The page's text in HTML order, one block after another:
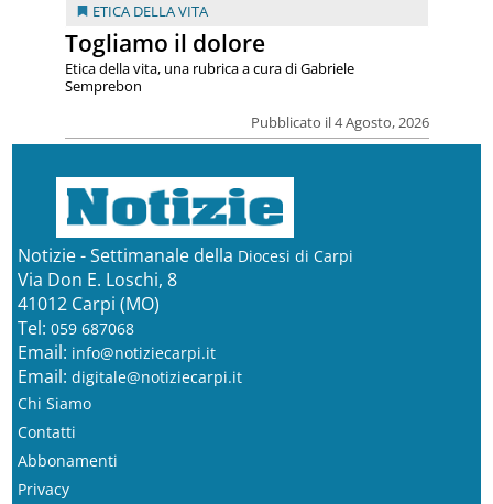
ETICA DELLA VITA
Togliamo il dolore
Pubblicato il 4 Agosto, 2026
Etica della vita, una rubrica a cura di Gabriele
Semprebon
Notizie - Settimanale della Diocesi di Carpi
Via Don E. Loschi, 8
41012 Carpi (MO)
Tel: 059 687068
Email: info@notiziecarpi.it
Email: digitale@notiziecarpi.it
Chi Siamo
Contatti
Abbonamenti
Privacy